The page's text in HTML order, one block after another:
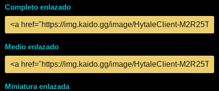
Completo enlazado
Medio enlazado
Miniatura enlazada